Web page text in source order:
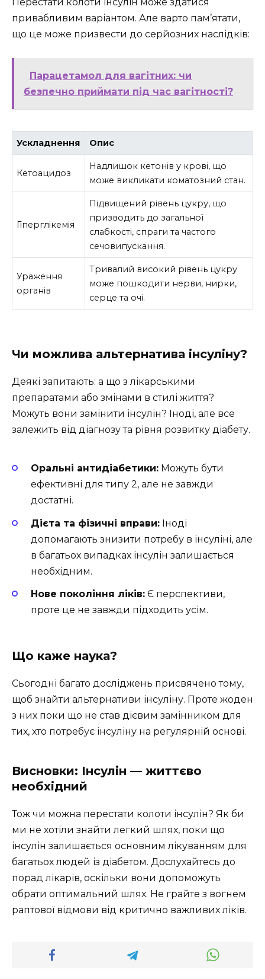
привабливим варіантом. Але варто пам’ятати,
що це може призвести до серйозних наслідків:
Парацетамол для вагітних: чи
безпечно приймати під час вагітності?
Ускладнення Опис
Кетоацидоз
Надлишок кетонів у крові, що
може викликати коматозний стан.
Гіперглікемія
Підвищений рівень цукру, що
призводить до загальної
слабкості, спраги та частого
сечовипускання.
Ураження
органів
Тривалий високий рівень цукру
може пошкодити нерви, нирки,
серце та очі.
Чи можлива альтернатива інсуліну?
Деякі запитають: а що з лікарськими
препаратами або змінами в стилі життя?
Можуть вони замінити інсулін? Іноді, але все
залежить від діагнозу та рівня розвитку діабету.
Оральні антидіабетики: Можуть бути
ефективні для типу 2, але не завжди
достатні.
Дієта та фізичні вправи: Іноді
допомагають знизити потребу в інсуліні, але
в багатьох випадках інсулін залишається
необхідним.
Нове покоління ліків: Є перспективи,
проте це не завжди підходить усім.
Що каже наука?
Сьогодні багато досліджень присвячено тому,
щоб знайти альтернативи інсуліну. Проте жоден
з них поки що не став дієвим замінником для
тих, хто потребує інсуліну на регулярній основі.
Висновки: Інсулін — життєво
необхідний
Тож чи можна перестати колоти інсулін? Як би
ми не хотіли знайти легкий шлях, поки що
інсулін залишається основним лікуванням для
багатьох людей із діабетом. Дослухайтесь до
порад лікарів, оскільки вони допоможуть
обрати оптимальний шлях. Не грайте з вогнем
раптової відмови від критично важливих ліків.